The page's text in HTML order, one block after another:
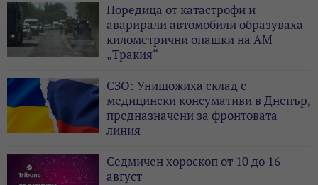
Поредица от катастрофи и
аварирали автомобили образуваха
километрични опашки на АМ
„Тракия“
СЗО: Унищожиха склад с
медицински консумативи в Днепър,
предназначени за фронтовата
линия
Седмичен хороскоп от 10 до 16
август